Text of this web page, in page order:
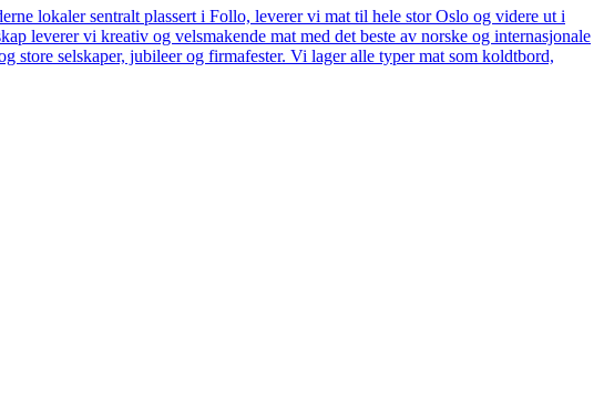
lokaler sentralt plassert i Follo, leverer vi mat til hele stor Oslo og videre ut i
leverer vi kreativ og velsmakende mat med det beste av norske og internasjonale
store selskaper, jubileer og firmafester. Vi lager alle typer mat som koldtbord,